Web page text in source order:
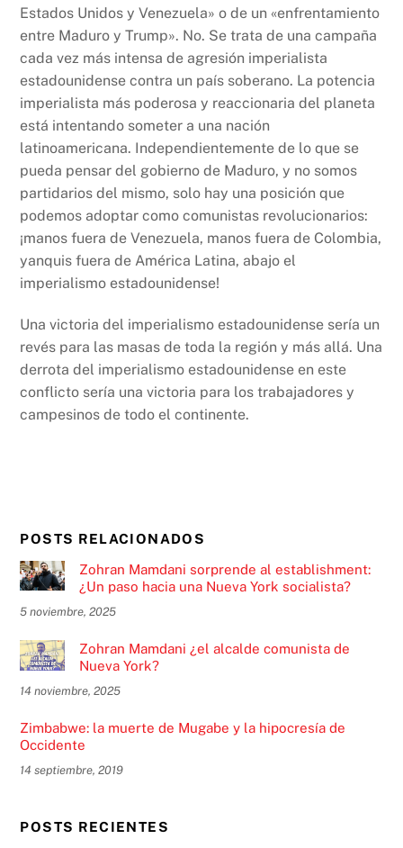
Estados Unidos y Venezuela» o de un «enfrentamiento
entre Maduro y Trump». No. Se trata de una campaña
cada vez más intensa de agresión imperialista
estadounidense contra un país soberano. La potencia
imperialista más poderosa y reaccionaria del planeta
está intentando someter a una nación
latinoamericana. Independientemente de lo que se
pueda pensar del gobierno de Maduro, y no somos
partidarios del mismo, solo hay una posición que
podemos adoptar como comunistas revolucionarios:
¡manos fuera de Venezuela, manos fuera de Colombia,
yanquis fuera de América Latina, abajo el
imperialismo estadounidense!
Una victoria del imperialismo estadounidense sería un
revés para las masas de toda la región y más allá. Una
derrota del imperialismo estadounidense en este
conflicto sería una victoria para los trabajadores y
campesinos de todo el continente.
POSTS RELACIONADOS
Zohran Mamdani sorprende al establishment:
¿Un paso hacia una Nueva York socialista?
5 noviembre, 2025
Zohran Mamdani ¿el alcalde comunista de
Nueva York?
14 noviembre, 2025
Zimbabwe: la muerte de Mugabe y la hipocresía de
Occidente
14 septiembre, 2019
POSTS RECIENTES